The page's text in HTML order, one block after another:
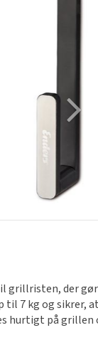
grillristen, der
7 kg og sikrer,
hurtigt på